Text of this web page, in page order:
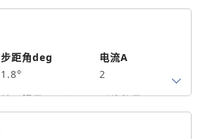
55
4
单出轴
40
步距角deg
1.8°
电流A
2
转子惯量g.cm²
70
引线数量
4